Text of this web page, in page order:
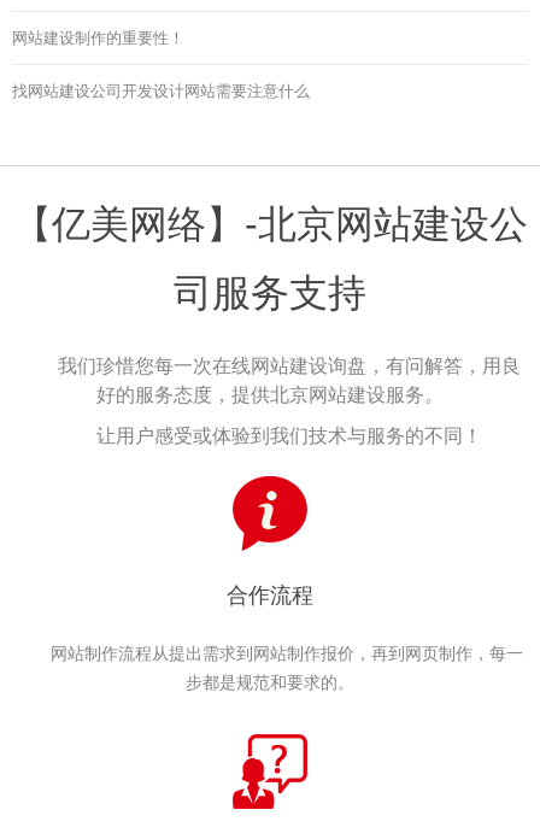
网站建设制作的重要性！
找网站建设公司开发设计网站需要注意什么
【亿美网络】-北京网站建设公
司服务支持
我们珍惜您每一次在线网站建设询盘，有问解答，用良
好的服务态度，提供北京网站建设服务。
让用户感受或体验到我们技术与服务的不同！
合作流程
网站制作流程从提出需求到网站制作报价，再到网页制作，每一
步都是规范和要求的。